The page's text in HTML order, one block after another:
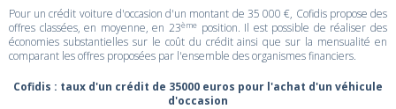
Pour un crédit voiture d'occasion d'un montant de 35 000 €, Cofidis propose des
offres classées, en moyenne, en 23èmeposition. Il est possible de réaliser des
économies substantielles sur le coût du crédit ainsi que sur la mensualité en
comparant les offres proposées par l'ensemble des organismes financiers.
Cofidis : taux d'un crédit de 35000 euros pour l'achat d'un véhicule
d'occasion